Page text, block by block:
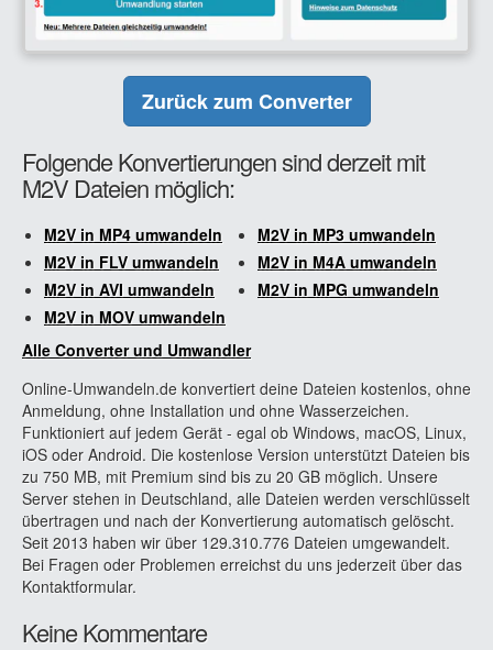
Zurück zum Converter
Folgende Konvertierungen sind derzeit mit
M2V Dateien möglich:
M2V in MP4 umwandeln
M2V in MP3 umwandeln
M2V in FLV umwandeln
M2V in M4A umwandeln
M2V in AVI umwandeln
M2V in MPG umwandeln
M2V in MOV umwandeln
Alle Converter und Umwandler
Online-Umwandeln.de konvertiert deine Dateien kostenlos, ohne
Anmeldung, ohne Installation und ohne Wasserzeichen.
Funktioniert auf jedem Gerät - egal ob Windows, macOS, Linux,
iOS oder Android. Die kostenlose Version unterstützt Dateien bis
zu 750 MB, mit Premium sind bis zu 20 GB möglich. Unsere
Server stehen in Deutschland, alle Dateien werden verschlüsselt
übertragen und nach der Konvertierung automatisch gelöscht.
Seit 2013 haben wir über 129.310.776 Dateien umgewandelt.
Bei Fragen oder Problemen erreichst du uns jederzeit über das
Kontaktformular.
Keine Kommentare